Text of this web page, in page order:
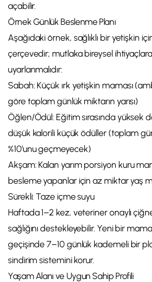
açabilir.
Örnek Günlük Beslenme Planı
Aşağıdaki örnek, sağlıklı bir yetişkin
çerçevedir; mutlaka bireysel
uyarlanmalıdır:
Sabah: Küçük ırk yetişkin maması
göre toplam günlük miktarın yarısı)
Öğlen/Ödül: Eğitim sırasında yüksek
düşük kalorili küçük ödüller (toplam
%10’unu geçmeyecek)
Akşam: Kalan yarım porsiyon kuru
besleme yapanlar için az miktar yaş
Sürekli: Taze içme suyu
Haftada 1–2 kez, veteriner onaylı
sağlığını destekleyebilir. Yeni bir
geçişinde 7–10 günlük kademeli bir
sindirim sistemini korur.
Yaşam Alanı ve Uygun Sahip Profili